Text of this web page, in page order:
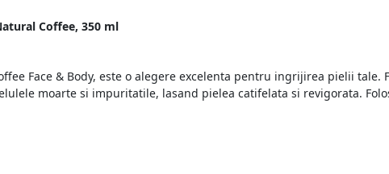
Coffee, 350 ml
Face & Body, este o alegere excelenta pentru ingrijirea pielii
moarte si impuritatile, lasand pielea catifelata si revigorata.